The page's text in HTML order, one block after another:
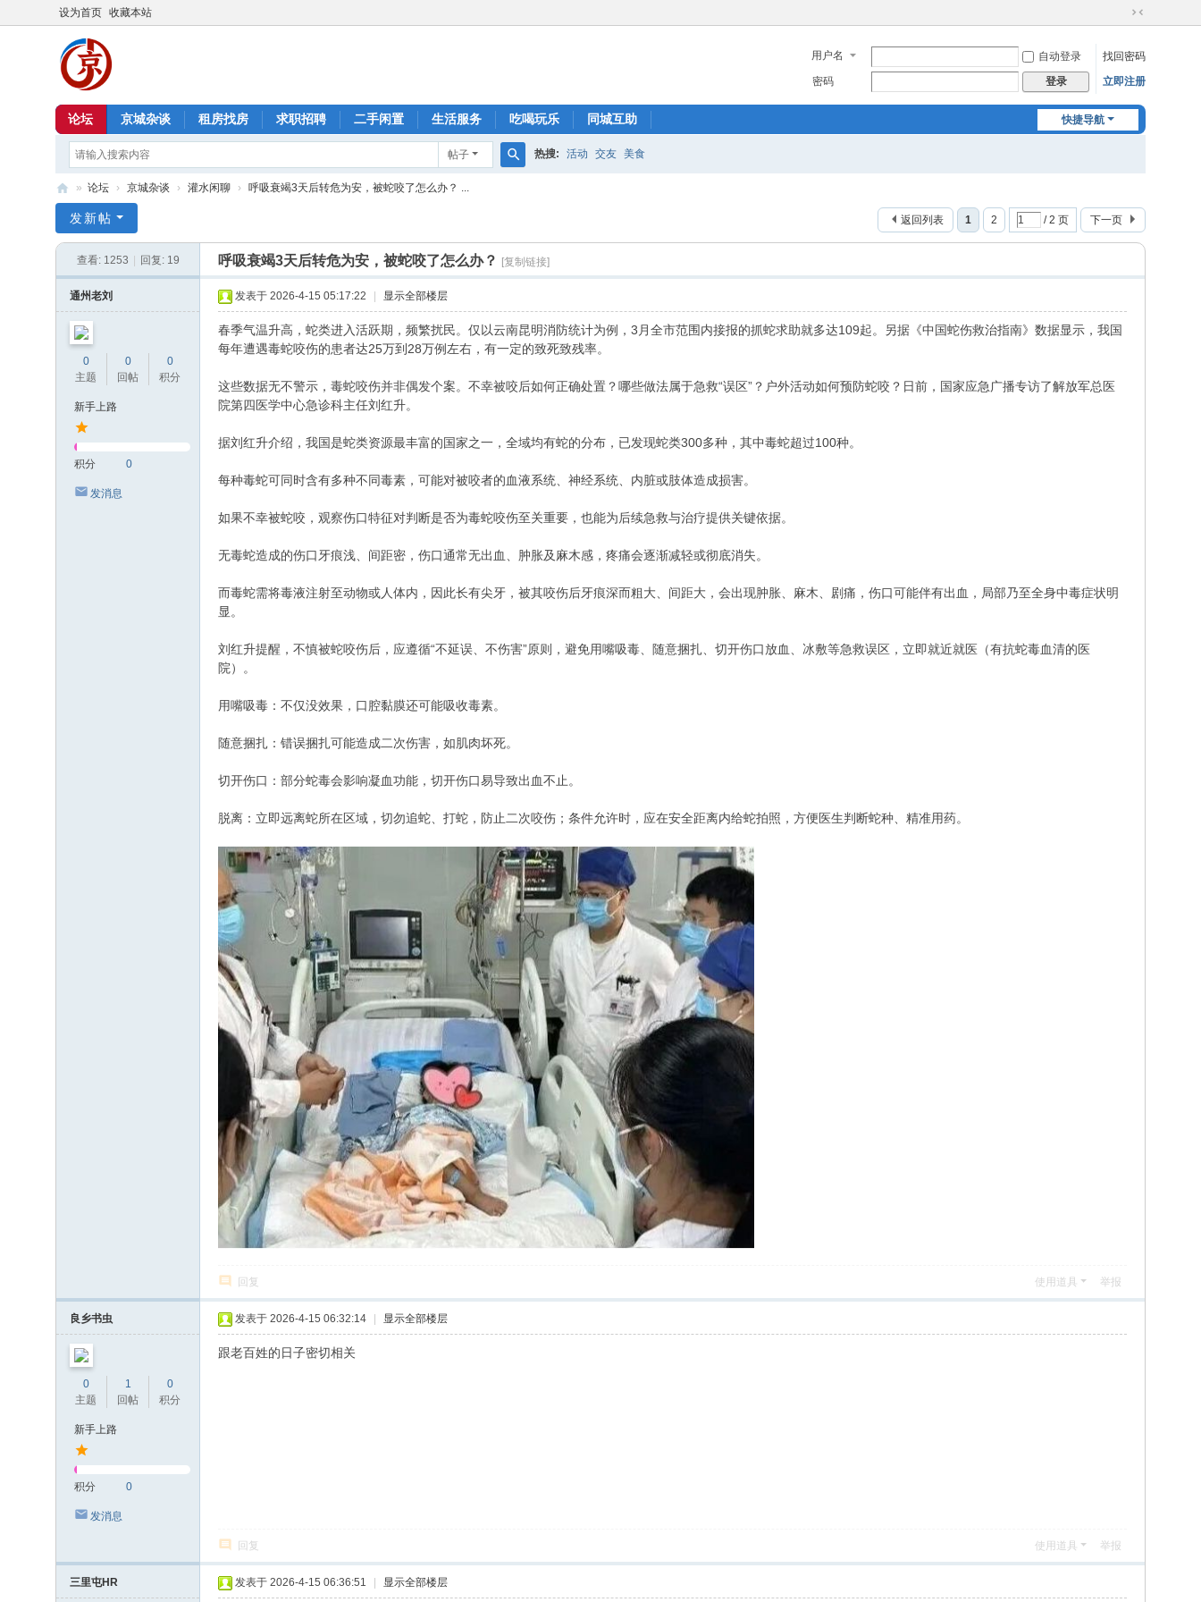
设为首页 收藏本站
切
到
窄
用户名 自动登录
找回密码
密码
登录 立即注册
快捷导航
论坛 京城杂谈 租房找房 求职招聘 二手闲置 生活服务 吃喝玩乐 同城互助
帖子 热搜: 活动 交友 美食
京
» 论坛 › 京城杂谈 › 灌水闲聊 › 呼吸衰竭3天后转危为安，被蛇咬了怎么办？ ...
1 2 / 2 页 下一页
返回列表
发新帖
查看: 1253 回复: 19 呼吸衰竭3天后转危为安，被蛇咬了怎么办？ [复制链接]
通州老刘
0
主题
0
回帖
0
积分
新手上路
积分 0
发消息
发表于 2026-4-15 05:17:22 显示全部楼层
春季气温升高，蛇类进入活跃期，频繁扰民。仅以云南昆明消防统计为例，3月全市范围内接报的抓蛇求助就多达109起。另据《中国蛇伤救治指南》数据显示，我国
每年遭遇毒蛇咬伤的患者达25万到28万例左右，有一定的致死致残率。
这些数据无不警示，毒蛇咬伤并非偶发个案。不幸被咬后如何正确处置？哪些做法属于急救“误区”？户外活动如何预防蛇咬？日前，国家应急广播专访了解放军总医
院第四医学中心急诊科主任刘红升。
据刘红升介绍，我国是蛇类资源最丰富的国家之一，全域均有蛇的分布，已发现蛇类300多种，其中毒蛇超过100种。
每种毒蛇可同时含有多种不同毒素，可能对被咬者的血液系统、神经系统、内脏或肢体造成损害。
如果不幸被蛇咬，观察伤口特征对判断是否为毒蛇咬伤至关重要，也能为后续急救与治疗提供关键依据。
无毒蛇造成的伤口牙痕浅、间距密，伤口通常无出血、肿胀及麻木感，疼痛会逐渐减轻或彻底消失。
而毒蛇需将毒液注射至动物或人体内，因此长有尖牙，被其咬伤后牙痕深而粗大、间距大，会出现肿胀、麻木、剧痛，伤口可能伴有出血，局部乃至全身中毒症状明
显。
刘红升提醒，不慎被蛇咬伤后，应遵循“不延误、不伤害”原则，避免用嘴吸毒、随意捆扎、切开伤口放血、冰敷等急救误区，立即就近就医（有抗蛇毒血清的医
院）。
用嘴吸毒：不仅没效果，口腔黏膜还可能吸收毒素。
随意捆扎：错误捆扎可能造成二次伤害，如肌肉坏死。
切开伤口：部分蛇毒会影响凝血功能，切开伤口易导致出血不止。
脱离：立即远离蛇所在区域，切勿追蛇、打蛇，防止二次咬伤；条件允许时，应在安全距离内给蛇拍照，方便医生判断蛇种、精准用药。
回复 使用道具 举报
良乡书虫
0
主题
1
回帖
0
积分
新手上路
积分 0
发消息
发表于 2026-4-15 06:32:14 显示全部楼层
跟老百姓的日子密切相关
回复 使用道具 举报
三里屯HR 发表于 2026-4-15 06:36:51 显示全部楼层